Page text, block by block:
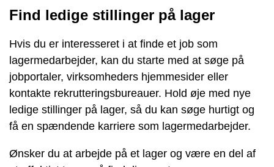
Find ledige stillinger på lager
Hvis du er interesseret i at finde et job som
lagermedarbejder, kan du starte med at søge på
jobportaler, virksomheders hjemmesider eller
kontakte rekrutteringsbureauer. Hold øje med nye
ledige stillinger på lager, så du kan søge hurtigt og
få en spændende karriere som lagermedarbejder.
Ønsker du at arbejde på et lager og være en del af